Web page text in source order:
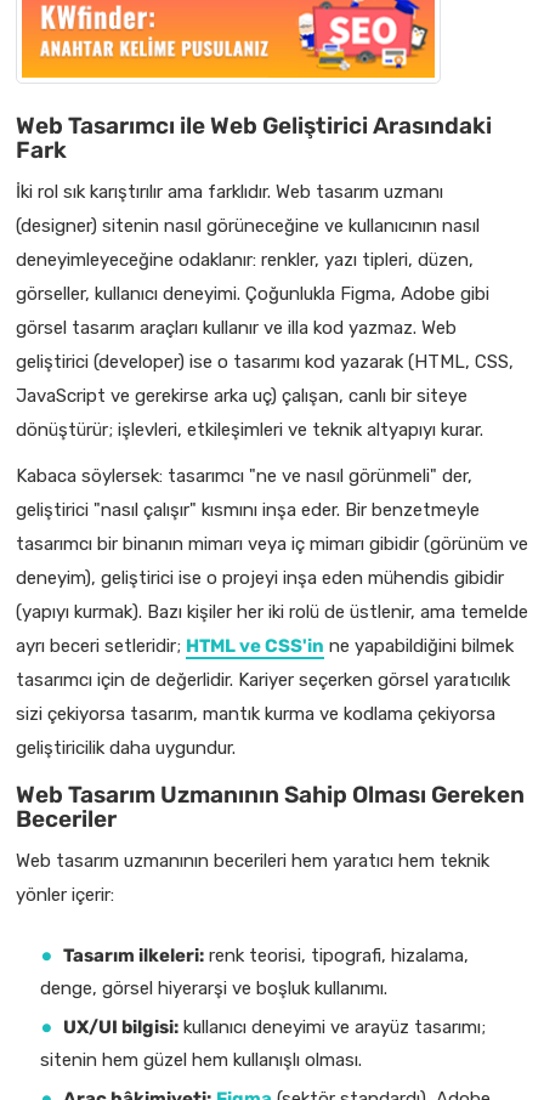
Web Tasarımcı ile Web Geliştirici Arasındaki
Fark
İki rol sık karıştırılır ama farklıdır. Web tasarım uzmanı
(designer) sitenin nasıl görüneceğine ve kullanıcının nasıl
deneyimleyeceğine odaklanır: renkler, yazı tipleri, düzen,
görseller, kullanıcı deneyimi. Çoğunlukla Figma, Adobe gibi
görsel tasarım araçları kullanır ve illa kod yazmaz. Web
geliştirici (developer) ise o tasarımı kod yazarak (HTML, CSS,
JavaScript ve gerekirse arka uç) çalışan, canlı bir siteye
dönüştürür; işlevleri, etkileşimleri ve teknik altyapıyı kurar.
Kabaca söylersek: tasarımcı "ne ve nasıl görünmeli" der,
geliştirici "nasıl çalışır" kısmını inşa eder. Bir benzetmeyle
tasarımcı bir binanın mimarı veya iç mimarı gibidir (görünüm ve
deneyim), geliştirici ise o projeyi inşa eden mühendis gibidir
(yapıyı kurmak). Bazı kişiler her iki rolü de üstlenir, ama temelde
ayrı beceri setleridir; HTML ve CSS'in ne yapabildiğini bilmek
tasarımcı için de değerlidir. Kariyer seçerken görsel yaratıcılık
sizi çekiyorsa tasarım, mantık kurma ve kodlama çekiyorsa
geliştiricilik daha uygundur.
Web Tasarım Uzmanının Sahip Olması Gereken
Beceriler
Web tasarım uzmanının becerileri hem yaratıcı hem teknik
yönler içerir:
Tasarım ilkeleri: renk teorisi, tipografi, hizalama,
denge, görsel hiyerarşi ve boşluk kullanımı.
UX/UI bilgisi: kullanıcı deneyimi ve arayüz tasarımı;
sitenin hem güzel hem kullanışlı olması.